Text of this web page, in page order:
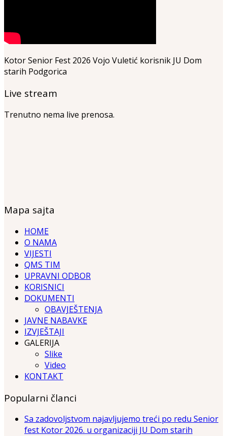
Kotor Senior Fest 2026 Vojo Vuletić korisnik JU Dom
starih Podgorica
Live stream
Trenutno nema live prenosa.
Mapa sajta
HOME
O NAMA
VIJESTI
QMS TIM
UPRAVNI ODBOR
KORISNICI
DOKUMENTI
OBAVJEŠTENJA
JAVNE NABAVKE
IZVJEŠTAJI
GALERIJA
Slike
Video
KONTAKT
Popularni članci
Sa zadovoljstvom najavljujemo treći po redu Senior
fest Kotor 2026. u organizaciji JU Dom starih